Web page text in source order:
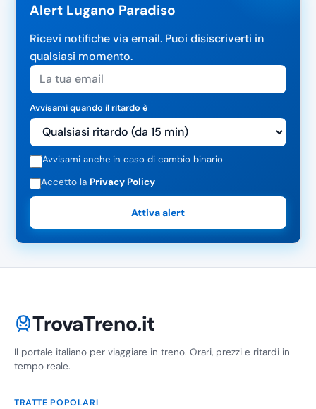
Alert Lugano Paradiso
Ricevi notifiche via email. Puoi disiscriverti in
qualsiasi momento.
Avvisami quando il ritardo è
Avvisami anche in caso di cambio binario
Accetto la Privacy Policy
Attiva alert
TrovaTreno.it
Il portale italiano per viaggiare in treno. Orari, prezzi e ritardi in
tempo reale.
TRATTE POPOLARI